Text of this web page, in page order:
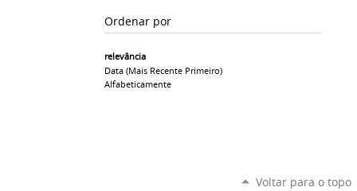
Ordenar por
relevância
Data (mais Recente Primeiro)
Alfabeticamente
Voltar para o topo